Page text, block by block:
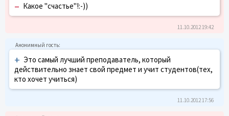
– Какое "счастье"!:-))
11.10.2012 19:42
+ Это самый лучший преподаватель, который
действительно знает свой предмет и учит студентов(тех,
кто хочет учиться)
11.10.2012 17:56